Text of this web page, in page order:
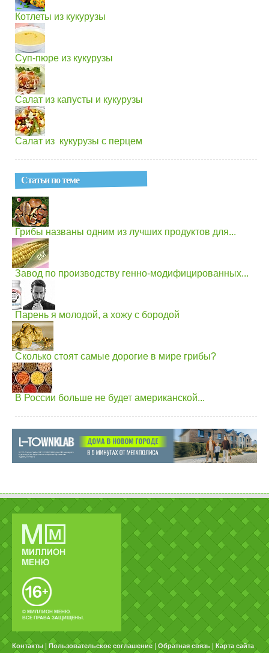
Котлеты из кукурузы
Суп-пюре из кукурузы
Салат из капусты и кукурузы
Салат из кукурузы с перцем
Статьи по теме
Грибы названы одним из лучших продуктов для...
Завод по производству генно-модифицированных...
Парень я молодой, а хожу с бородой
Сколько стоят самые дорогие в мире грибы?
В России больше не будет американской...
© МИЛЛИОН МЕНЮ.
ВСЕ ПРАВА ЗАЩИЩЕНЫ.
Контакты Пользовательское соглашение Обратная связь Карта сайта